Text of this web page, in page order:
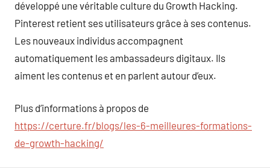
développé une véritable culture du Growth Hacking.
Pinterest retient ses utilisateurs grâce à ses contenus.
Les nouveaux individus accompagnent
automatiquement les ambassadeurs digitaux. Ils
aiment les contenus et en parlent autour d’eux.
Plus d’informations à propos de
https://certure.fr/blogs/les-6-meilleures-formations-
de-growth-hacking/